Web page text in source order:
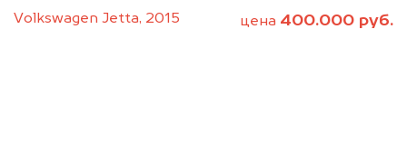
Volkswagen Jetta, 2015
цена 400.000 руб.